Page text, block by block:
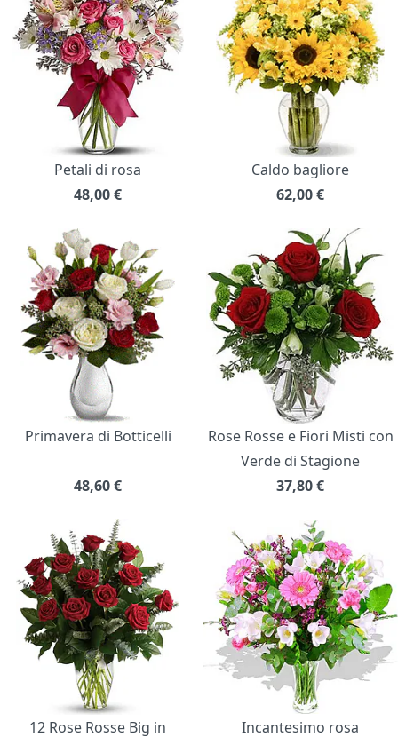
Petali di rosa
48,00€
Caldo bagliore
62,00€
Primavera di Botticelli
48,60€
Rose Rosse e Fiori Misti con
Verde di Stagione
37,80€
12 Rose Rosse Big in Incantesimo rosa